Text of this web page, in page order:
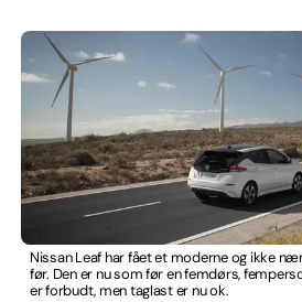
Nissan Leaf har fået et moderne og ikke
før. Den er nu som før en femdørs,
er forbudt, men taglast er nu ok.